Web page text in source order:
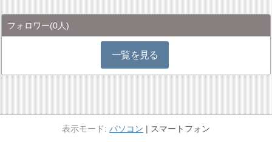
フォロワー(0人)
一覧を見る
パソコン スマートフォン